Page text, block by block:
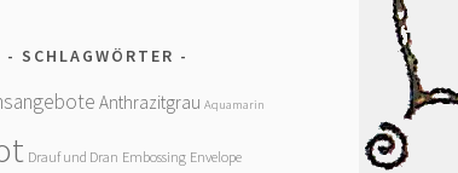
SCHLAGWÖRTER
Anthrazitgrau Aquamarin
Drauf und Dran Embossing Envelope